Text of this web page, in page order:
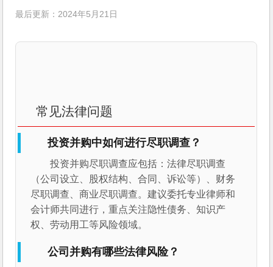
最后更新：2024年5月21日
常见法律问题
投资并购中如何进行尽职调查？
投资并购尽职调查应包括：法律尽职调查
（公司设立、股权结构、合同、诉讼等）、财务
尽职调查、商业尽职调查。建议委托专业律师和
会计师共同进行，重点关注隐性债务、知识产
权、劳动用工等风险领域。
公司并购有哪些法律风险？